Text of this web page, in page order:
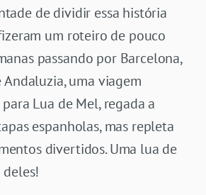
de dividir essa história
um roteiro de pouco
passando por Barcelona,
Andaluzia, uma viagem
Lua de Mel, regada a
espanholas, mas repleta
divertidos. Uma lua de